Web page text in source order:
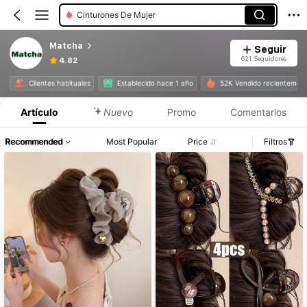
Cinturones De Mujer
Matcha
4.82
Seguir
621 Seguidores
Clientes habituales Establecido hace 1 año 52K Vendido
Artículo Nuevo Promo Comentarios
Recommended Most Popular Price Filtros